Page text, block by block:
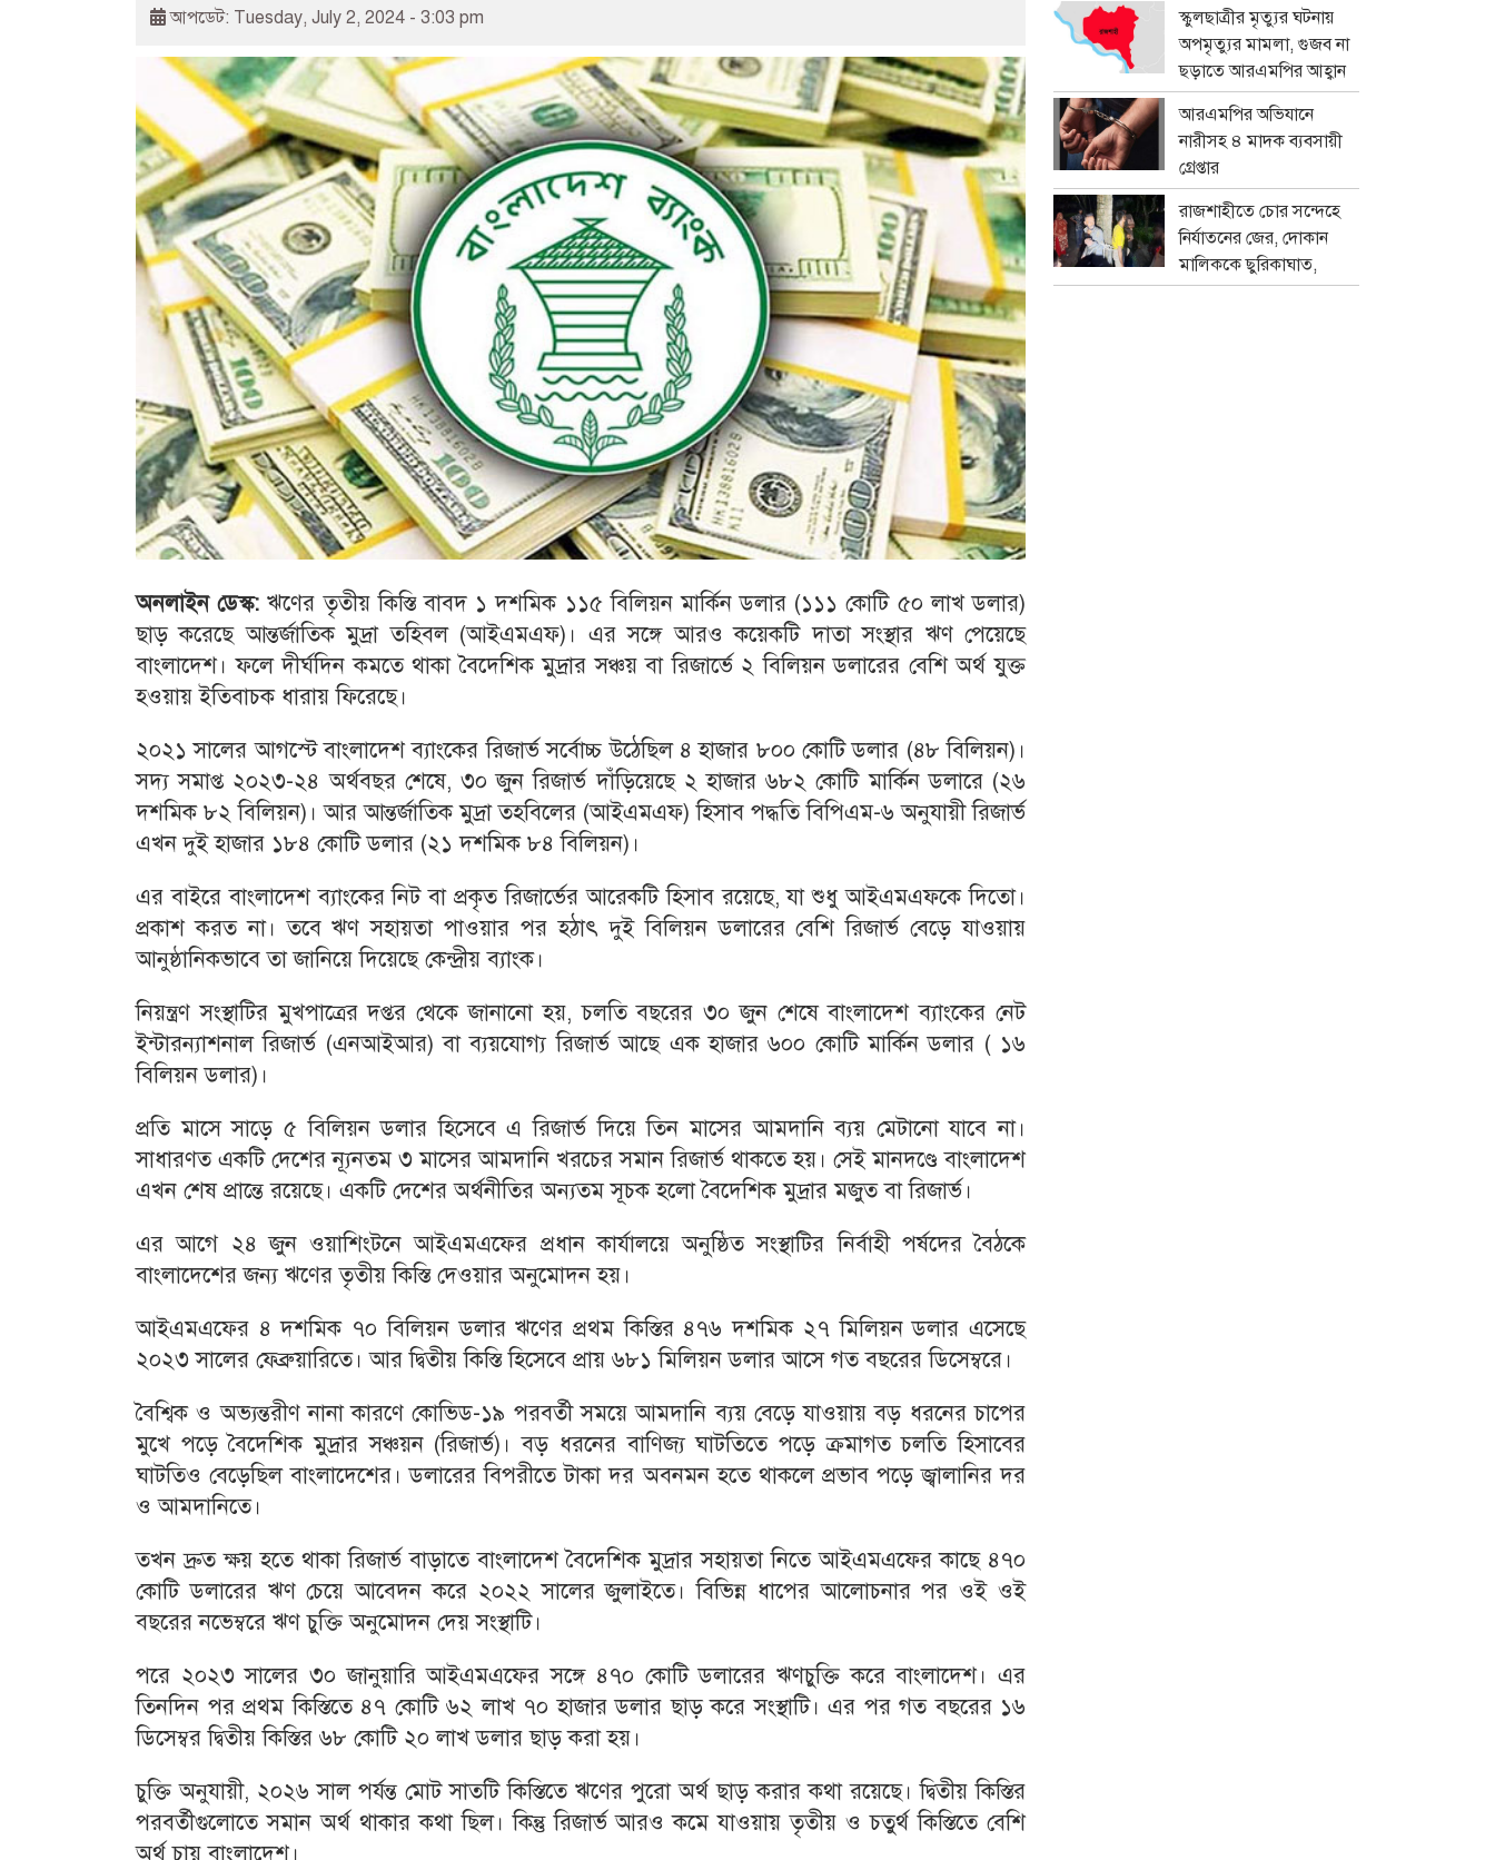
আপডেট: Tuesday, July 2, 2024 - 3:03 pm
অনলাইন ডেস্ক:ঋণের তৃতীয় কিস্তি বাবদ ১ দশমিক ১১৫ বিলিয়ন মার্কিন ডলার (১১১ কোটি ৫০ লাখ ডলার)
ছাড় ক‌রে‌ছে আন্তর্জাতিক মুদ্রা তহিবল (আইএমএফ)। এর সঙ্গে আরও কয়েকটি দাতা সংস্থার ঋণ পেয়েছে
বাংলাদেশ। ফলে দীর্ঘদিন কমতে থাকা বৈদেশিক মুদ্রার সঞ্চয় বা রিজার্ভে ২ বিলিয়ন ডলারের বেশি অর্থ যুক্ত
হওয়ায় ইতিবাচক ধারায় ফিরেছে।
২০২১ সালের আগস্টে বাংলাদেশ ব্যাংকের রিজার্ভ সর্বোচ্চ উঠেছিল ৪ হাজার ৮০০ কোটি ডলার (৪৮ বিলিয়ন)।
সদ্য সমাপ্ত ২০২৩-২৪ অর্থবছর শেষে, ৩০ জুন রিজার্ভ দাঁড়িয়েছে ২ হাজার ৬৮২ কোটি মার্কিন ডলারে (২৬
দশমিক ৮২ ‍বিলিয়ন)। আর আন্তর্জাতিক মুদ্রা তহবিলের (আইএমএফ) হিসাব পদ্ধতি বিপিএম-৬ অনুযায়ী রিজার্ভ
এখন দুই হাজার ১৮৪ কোটি ডলার (২১ দশমিক ৮৪ বিলিয়ন)।
এর বাইরে বাংলাদেশ ব্যাংকের নিট বা প্রকৃত রিজার্ভের আরেকটি হিসাব রয়েছে, যা শুধু আইএমএফকে দিতো।
প্রকাশ করত না। তবে ঋণ সহায়তা পাওয়ার পর হঠাৎ দুই বিলিয়ন ডলারের বেশি রিজার্ভ বেড়ে যাওয়ায়
আনুষ্ঠানিকভাবে তা জানিয়ে দিয়েছে কেন্দ্রীয় ব্যাংক।
নিয়ন্ত্রণ সংস্থাটির মুখপাত্রের দপ্তর থেকে জানানো হয়, চলতি বছরের ৩০ জুন শেষে বাংলাদেশ ব্যাংকের নেট
ইন্টারন্যাশনাল রিজার্ভ (এনআইআর) বা ব্যয়যোগ্য রিজার্ভ আছে এক হাজার ৬০০ কোটি মার্কিন ডলার ( ১৬
বিলিয়ন ডলার)।
প্রতি মাসে সাড়ে ৫ বিলিয়ন ডলার হিসেবে এ রিজার্ভ দিয়ে তিন মাসের আমদানি ব্যয় মেটানো যাবে না।
সাধারণত একটি দেশের ন্যূনতম ৩ মাসের আমদানি খরচের সমান রিজার্ভ থাকতে হয়। সেই মানদণ্ডে বাংলাদেশ
এখন শেষ প্রান্তে রয়েছে। একটি দেশের অর্থনীতির অন্যতম সূচক হলো বৈদেশিক মুদ্রার মজুত বা রিজার্ভ।
এর আগে ২৪ জুন ওয়াশিংটনে আইএমএফের প্রধান কার্যালয়ে অনুষ্ঠিত সংস্থাটির নির্বাহী পর্ষদের বৈঠকে
বাংলাদেশের জন্য ঋণের তৃতীয় কিস্তি দেওয়ার অনুমোদন হয়।
আইএমএফের ৪ দশমিক ৭০ বিলিয়ন ডলার ঋণের প্রথম কিস্তির ৪৭৬ দশমিক ২৭ মিলিয়ন ডলার এসেছে
২০২৩ সালের ফেব্রুয়ারিতে। আর দ্বিতীয় কিস্তি হিসেবে প্রায় ৬৮১ মিলিয়ন ডলার আসে গত বছরের ডিসেম্বরে।
বৈশ্বিক ও অভ্যন্তরীণ নানা কারণে কোভিড-১৯ পরবর্তী সময়ে আমদানি ব্যয় বেড়ে যাওয়ায় বড় ধরনের চাপের
মুখে পড়ে বৈদেশিক মুদ্রার সঞ্চয়ন (রিজার্ভ)। বড় ধরনের বাণিজ্য ঘাটতিতে পড়ে ক্রমাগত চলতি হিসাবের
ঘাটতিও বেড়েছিল বাংলাদেশের। ডলারের বিপরীতে টাকা দর অবনমন হতে থাকলে প্রভাব পড়ে জ্বালানির দর
ও আমদানিতে।
তখন দ্রুত ক্ষয় হতে থাকা রিজার্ভ বাড়াতে বাংলাদেশ বৈদেশিক মুদ্রার সহায়তা নিতে আইএমএফের কাছে ৪৭০
কোটি ডলারের ঋণ চেয়ে আবেদন করে ২০২২ সালের জুলাইতে। বিভিন্ন ধাপের আলোচনার পর ওই ওই
বছরের নভেম্বরে ঋণ চুক্তি অনুমোদন দেয় সংস্থাটি।
প‌রে ২০২৩ সা‌লের ৩০ জানুয়ারি আইএমএফের সঙ্গে ৪৭০ কোটি ডলারের ঋণচুক্তি করে বাংলাদেশ। এর
তিনদিন পর প্রথম কিস্তিতে ৪৭ কোটি ৬২ লাখ ৭০ হাজার ডলার ছাড় করে সংস্থাটি। এর পর গত বছরের ১৬
ডিসেম্বর দ্বিতীয় কিস্তির ৬৮ কোটি ২০ লাখ ডলার ছাড় করা হয়।
চুক্তি অনুযায়ী, ২০২৬ সাল পর্যন্ত মোট সাতটি কিস্তিতে ঋণের পুরো অর্থ ছাড় করার কথা রয়েছে। দ্বিতীয় কিস্তির
পরবর্তীগুলোতে সমান অর্থ থাকার কথা ছিল। কিন্তু রিজার্ভ আরও কমে যাওয়ায় তৃতীয় ও চতুর্থ কিস্তিতে বেশি
অর্থ চায় বাংলাদেশ।
স্কুলছাত্রীর মৃত্যুর ঘটনায়
অপমৃত্যুর মামলা, গুজব না
ছড়াতে আরএমপির আহ্বান
আরএমপির অভিযানে
নারীসহ ৪ মাদক ব্যবসায়ী
গ্রেপ্তার
রাজশাহীতে চোর সন্দেহে
নির্যাতনের জের, দোকান
মালিককে ছুরিকাঘাত,
মামলা